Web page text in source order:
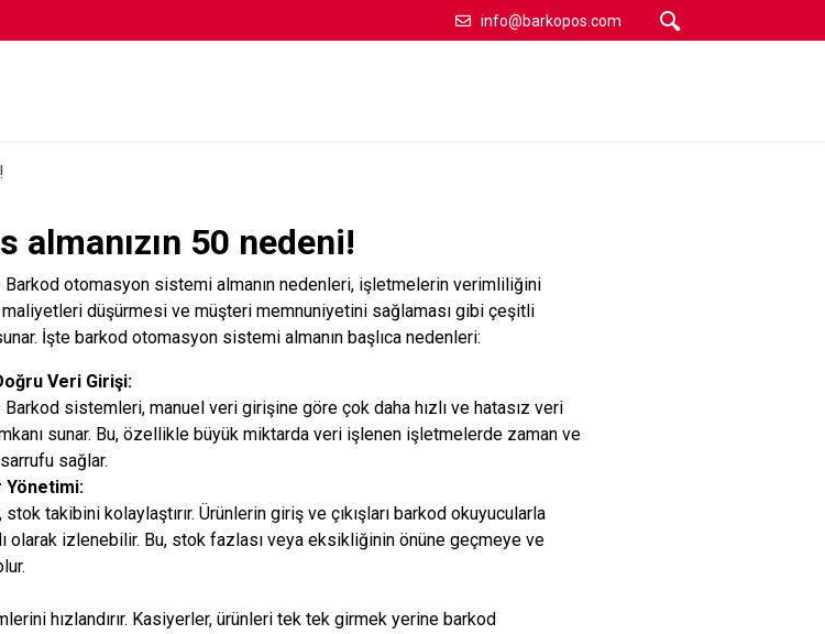
info@barkopos.com
almanızın 50 nedeni!
Barkod otomasyon sistemi almanın nedenleri, işletmelerin verimliliğini
maliyetleri düşürmesi ve müşteri memnuniyetini sağlaması gibi çeşitli
İşte barkod otomasyon sistemi almanın başlıca nedenleri:
Veri Girişi:
sistemleri, manuel veri girişine göre çok daha hızlı ve hatasız veri
sunar. Bu, özellikle büyük miktarda veri işlenen işletmelerde zaman ve
sağlar.
Yönetimi:
stok takibini kolaylaştırır. Ürünlerin giriş ve çıkışları barkod okuyucularla
izlenebilir. Bu, stok fazlası veya eksikliğinin önüne geçmeye ve
hızlandırır. Kasiyerler, ürünleri tek tek girmek yerine barkod